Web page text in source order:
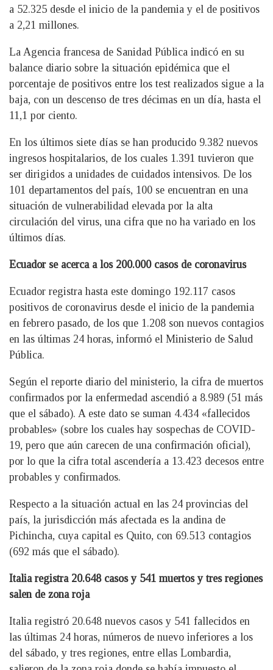
a 52.325 desde el inicio de la pandemia y el de positivos
a 2,21 millones.
La Agencia francesa de Sanidad Pública indicó en su
balance diario sobre la situación epidémica que el
porcentaje de positivos entre los test realizados sigue a la
baja, con un descenso de tres décimas en un día, hasta el
11,1 por ciento.
En los últimos siete días se han producido 9.382 nuevos
ingresos hospitalarios, de los cuales 1.391 tuvieron que
ser dirigidos a unidades de cuidados intensivos. De los
101 departamentos del país, 100 se encuentran en una
situación de vulnerabilidad elevada por la alta
circulación del virus, una cifra que no ha variado en los
últimos días.
Ecuador se acerca a los 200.000 casos de coronavirus
Ecuador registra hasta este domingo 192.117 casos
positivos de coronavirus desde el inicio de la pandemia
en febrero pasado, de los que 1.208 son nuevos contagios
en las últimas 24 horas, informó el Ministerio de Salud
Pública.
Según el reporte diario del ministerio, la cifra de muertos
confirmados por la enfermedad ascendió a 8.989 (51 más
que el sábado). A este dato se suman 4.434 «fallecidos
probables» (sobre los cuales hay sospechas de COVID-
19, pero que aún carecen de una confirmación oficial),
por lo que la cifra total ascendería a 13.423 decesos entre
probables y confirmados.
Respecto a la situación actual en las 24 provincias del
país, la jurisdicción más afectada es la andina de
Pichincha, cuya capital es Quito, con 69.513 contagios
(692 más que el sábado).
Italia registra 20.648 casos y 541 muertos y tres regiones
salen de zona roja
Italia registró 20.648 nuevos casos y 541 fallecidos en
las últimas 24 horas, números de nuevo inferiores a los
del sábado, y tres regiones, entre ellas Lombardia,